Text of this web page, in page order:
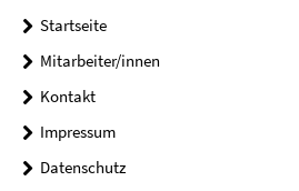
Startseite
Mitarbeiter/innen
Kontakt
Impressum
Datenschutz